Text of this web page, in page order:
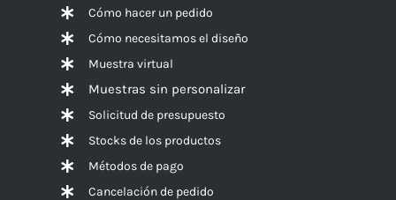
Cómo hacer un pedido
Cómo necesitamos el diseño
Muestra virtual
Muestras sin personalizar
Solicitud de presupuesto
Stocks de los productos
Métodos de pago
Cancelación de pedido